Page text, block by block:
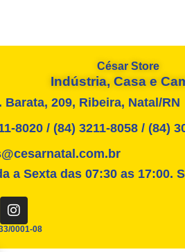
César Store
Indústria, Casa e
Barata, 209, Ribeira, Natal/RN
8020 / (84) 3211-8058 / (84)
a Sexta das 07:30 as 17:00.
I
n
s
t
0001-08